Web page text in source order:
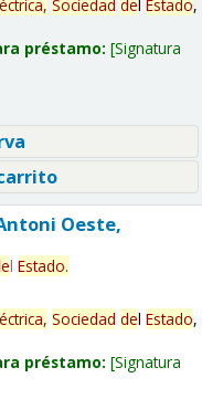
Sociedad del Estado,
préstamo: Signatura
Oeste,
l Estado.
Sociedad del Estado,
préstamo: Signatura